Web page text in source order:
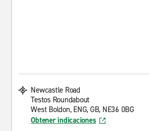
Newcastle Road
Testos Roundabout
West Boldon, ENG, GB, NE36 0BG
Obtener indicaciones